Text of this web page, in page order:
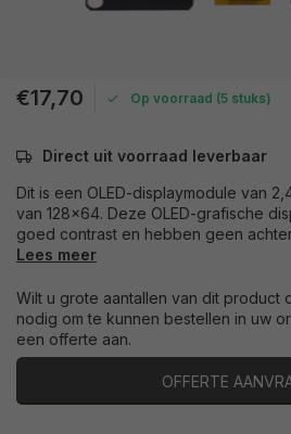
€17,70 Op voorraad (5 stuks)
Direct uit voorraad leverbaar
Dit is een OLED-displaymodule van
van 128x64. Deze OLED-grafische
goed contrast en hebben geen
Lees meer
Wilt u grote aantallen van dit product
nodig om te kunnen bestellen in uw
een offerte aan.
OFFERTE